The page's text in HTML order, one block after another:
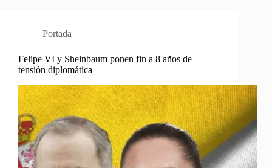
Portada
Felipe VI y Sheinbaum ponen fin a 8 años de
tensión diplomática